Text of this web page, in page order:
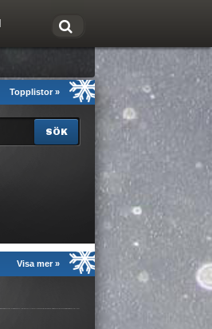
Topplistor »
Visa mer »